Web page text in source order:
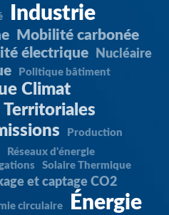
Industrie
Mobilité carbonée
électrique Nucléaire
Politique bâtiment
Climat
Production
Réseaux d'énergie
Solaire Thermique
et captage CO2
circulaire Énergie